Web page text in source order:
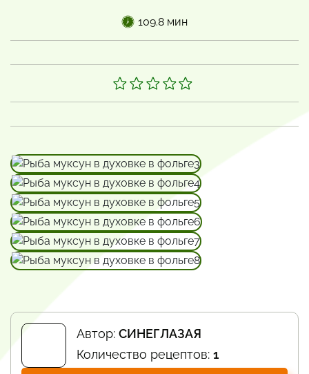
109.8 мин
Автор: СИНЕГЛАЗАЯ
Количество рецептов: 1